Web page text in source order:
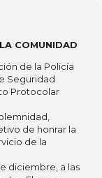
COMUNIDAD
de la Policía
Seguridad
Protocolar
de honrar la
de la
diciembre, a las